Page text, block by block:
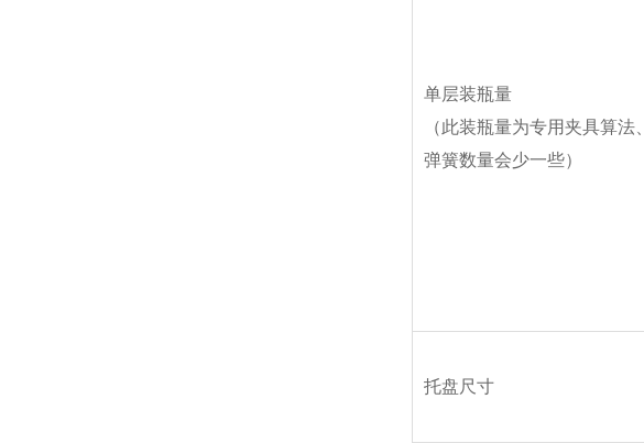
单层装瓶量
（此装瓶量为专用夹具算法、
弹簧数量会少一些）
托盘尺寸